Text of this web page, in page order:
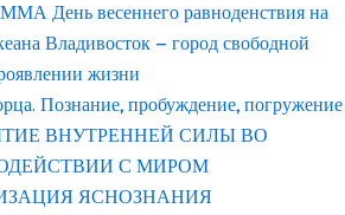
День весеннего равноденствия на
Владивосток – город свободной
жизни
Познание, пробуждение, погружение
ВНУТРЕННЕЙ СИЛЫ ВО
С МИРОМ
ЯСНОЗНАНИЯ